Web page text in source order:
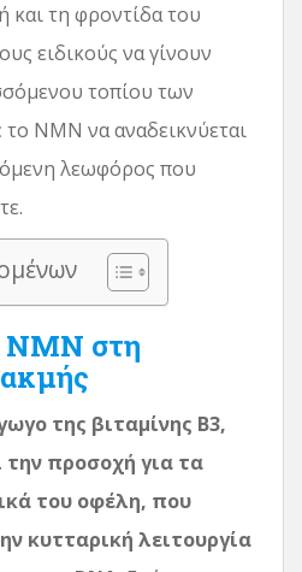
και τη φροντίδα του
ειδικούς να γίνουν
τοπίου των
NMN να αναδεικνύεται
λεωφόρος που
NMN στη
της βιταμίνης Β3,
την προσοχή για τα
του οφέλη, που
κυτταρική λειτουργία